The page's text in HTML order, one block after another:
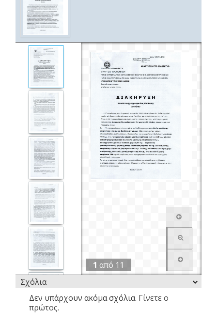
1 από 11
Σχόλια
Δεν υπάρχουν ακόμα σχόλια. Γίνετε ο
πρώτος.